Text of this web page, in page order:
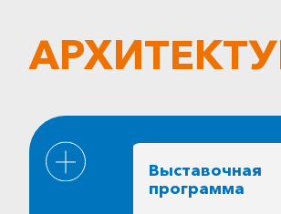
Выставочная
программа